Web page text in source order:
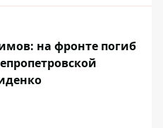
на фронте погиб